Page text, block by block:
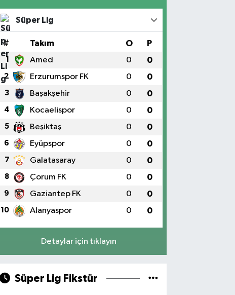
Süper Lig
# Takım O P
1 Amed 0 0
2 Erzurumspor FK 0 0
3 Başakşehir 0 0
4 Kocaelispor 0 0
5 Beşiktaş 0 0
6 Eyüpspor 0 0
7 Galatasaray 0 0
8 Çorum FK 0 0
9 Gaziantep FK 0 0
10 Alanyaspor 0 0
Detaylar için tıklayın
Süper Lig Fikstür